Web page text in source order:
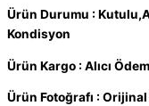
Ürün Durumu :
Kondisyon
Ürün Kargo : Alıcı
Ürün Fotoğrafı :